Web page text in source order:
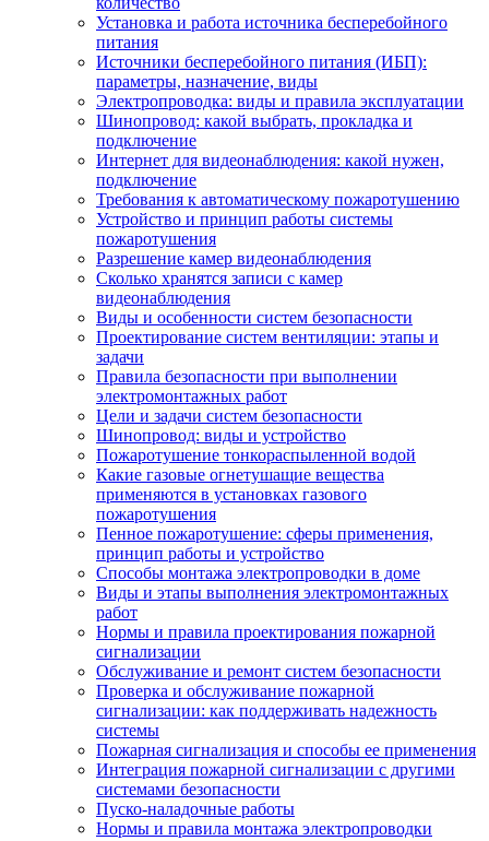
Установка и работа источника бесперебойного
питания
Источники бесперебойного питания (ИБП):
параметры, назначение, виды
Электропроводка: виды и правила эксплуатации
Шинопровод: какой выбрать, прокладка и
подключение
Интернет для видеонаблюдения: какой нужен,
подключение
Требования к автоматическому пожаротушению
Устройство и принцип работы системы
пожаротушения
Разрешение камер видеонаблюдения
Сколько хранятся записи с камер
видеонаблюдения
Виды и особенности систем безопасности
Проектирование систем вентиляции: этапы и
задачи
Правила безопасности при выполнении
электромонтажных работ
Цели и задачи систем безопасности
Шинопровод: виды и устройство
Пожаротушение тонкораспыленной водой
Какие газовые огнетушащие вещества
применяются в установках газового
пожаротушения
Пенное пожаротушение: сферы применения,
принцип работы и устройство
Способы монтажа электропроводки в доме
Виды и этапы выполнения электромонтажных
работ
Нормы и правила проектирования пожарной
сигнализации
Обслуживание и ремонт систем безопасности
Проверка и обслуживание пожарной
сигнализации: как поддерживать надежность
системы
Пожарная сигнализация и способы ее применения
Интеграция пожарной сигнализации с другими
системами безопасности
Пуско-наладочные работы
Нормы и правила монтажа электропроводки